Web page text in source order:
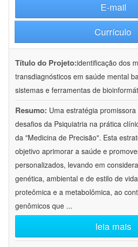
E-mail
Currículo
Título do Projeto:identificação dos
transdiagnósticos em saúde mental
sistemas e ferramentas de
Resumo: Uma estratégia
desafios da Psiquiatria na prática
da "Medicina de Precisão". Esta
objetivo aprimorar a saúde e
personalizados, levando em
genética, ambiental e de estilo de
proteômica e a metabolômica, ao
genômicos que ...
leia mais